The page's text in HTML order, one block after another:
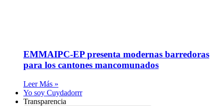
EMMAIPC-EP presenta modernas barredoras
para los cantones mancomunados
Leer Más »
Yo soy Cuydadorrr
Transparencia